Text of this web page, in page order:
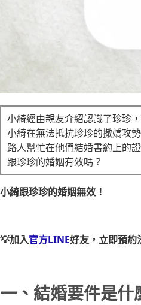
小綺經由親友介紹認識了珍珍
小綺在無法抵抗珍珍的撒嬌攻
路人幫忙在他們結婚書約上的
跟珍珍的婚姻有效嗎？
小綺跟珍珍的婚姻無效！
💡加入官方LINE好友，立即預約
一、結婚要件是什